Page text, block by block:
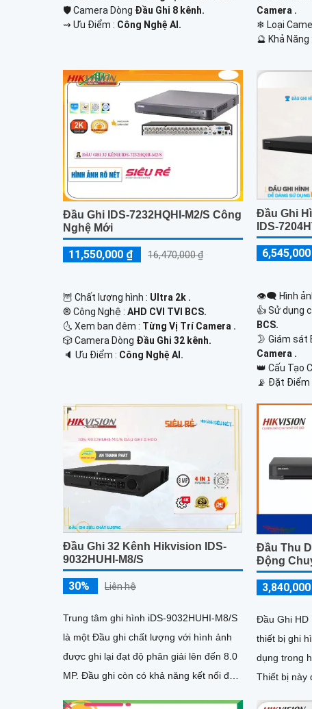
🛡 Camera Dòng Đầu Ghi 8 kênh.
️⇝ Ưu Điểm : Công Nghệ AI.
Camera .
❄ Loại
️🔮 Khả Năng :
Đầu Ghi IDS-7232HQHI-M2/S Công
Nghệ Mới
11,550,000 ₫ 16,470,000 ₫
🦉 Chất lượng hình : Ultra 2k .
®️ Công Nghệ : AHD CVI TVI BCS.
🌜 Xem ban đêm : Từng Vị Trí Camera .
🎲 Camera Dòng Đầu Ghi 32 kênh.
️🔈 Ưu Điểm : Công Nghệ AI.
Đầu Ghi
IDS-
👁️‍🗨 Hình
👍 Sử dụng
BCS.
🌛 Giám sát
Camera .
👑 Cấu Tạo
️📡 Đặt Điểm
Đầu Ghi 32 Kênh Hikvision IDS-
9032HUHI-M8/S
30% Liên hệ
Trung tâm ghi hình iDS-9032HUHI-M8/S
là một Đầu ghi chất lượng với hình ảnh
được ghi lại đạt độ phân giải lên đến 8.0
MP. Đầu ghi còn có khả năng kết nối đến
Đầu Thu
Động
Đầu Ghi HD
thiết bị ghi
dụng trong
Thiết bị này